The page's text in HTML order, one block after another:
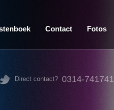
Contact Fotos
Direct contact? 0314-741741